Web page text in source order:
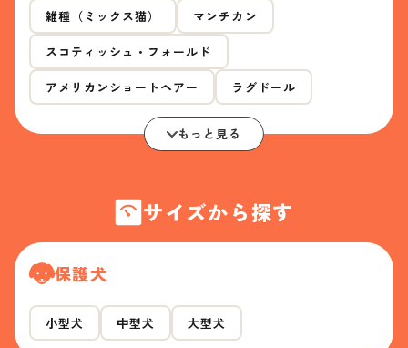
雑種（ミックス猫） マンチカン
スコティッシュ・フォールド
アメリカンショートヘアー ラグドール
もっと見る
サイズから探す
保護犬
小型犬 中型犬 大型犬